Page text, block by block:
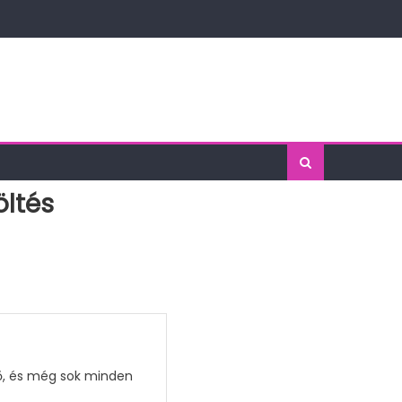
és még sok minden